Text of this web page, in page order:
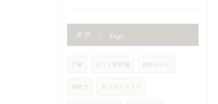
タグ Tags
丁寧 口コミ好評価 持ちがいい
持続力 まつ毛エクステ